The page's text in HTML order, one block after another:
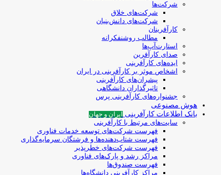
شرکت‌ها
شرکت‌های خلاق
شرکت‌های دانش‌بنیان
کارآفرینان
مطالب روشنفکرانه
استارت‌آپ‌ها
صدای کارآفرین
ایده‌های کارآفرینی
اشخاص موثر بر کارآفرینی در ایران
پیشران‌های کارآفرینی
تاثیرگذاران دانشگاهی
جشنواره‌های کارآفرینی‌ پرس
هوش مصنوعی
بانک اطلاعات کارآفرینی
ایران و جهان
سایت‌های مرتبط با کارآفرینی
فهرست شرکت‌های‌‌ توسعه‌ خدمات فناوری
فهرست شتاب‌دهنده‌ها‌ و فرشتگان‌ سرمایه‌گذاری
فهرست شرکت‌های خطرپذیر
مراکز رشد و پارک‌های فناوری
فهرست صندوق‌ها
مراکز کارآفرینی دانشگاه‌ها